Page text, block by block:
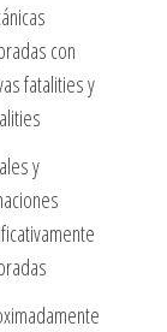
con
fatalities y
y